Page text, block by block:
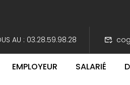
AU : 03.28.59.98.28
EMPLOYEUR SALARIÉ